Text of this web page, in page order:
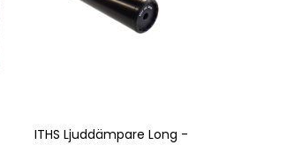
ITHS Ljuddämpare Long -